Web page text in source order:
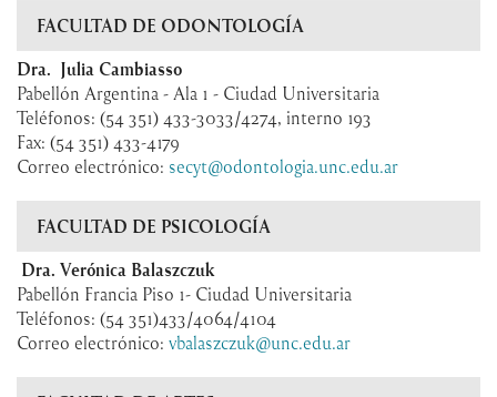
FACULTAD DE ODONTOLOGÍA
Dra. Julia Cambiasso
Pabellón Argentina - Ala 1 - Ciudad Universitaria
Teléfonos: (54 351) 433-3033/4274, interno 193
Fax: (54 351) 433-4179
Correo electrónico: secyt@odontologia.unc.edu.ar
FACULTAD DE PSICOLOGÍA
Dra. Verónica Balaszczuk
Pabellón Francia Piso 1- Ciudad Universitaria
Teléfonos: (54 351)433/4064/4104
Correo electrónico: vbalaszczuk@unc.edu.ar